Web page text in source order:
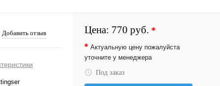
Добавить отзыв Цена: 770 руб. *
* Актуальную цену пожалуйста
уточните у менеджера
Под заказ